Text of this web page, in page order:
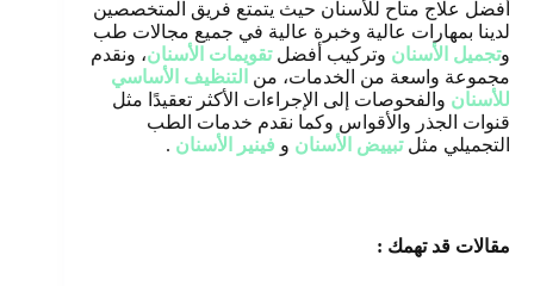
أفضل علاج متاح للأسنان حيث يتمتع فريق المتخصصين
لدينا بمهارات عالية وخبرة عالية في جميع مجالات طب
وتجميل الأسنان وتركيب أفضل تقويمات الأسنان، ونقدم
مجموعة واسعة من الخدمات، من التنظيف الأساسي
للأسنان والفحوصات إلى الإجراءات الأكثر تعقيدًا مثل
قنوات الجذر والأقواس وكما نقدم خدمات الطب
التجميلي مثل تبييض الأسنان و فينير الأسنان .
مقالات قد تهمك :